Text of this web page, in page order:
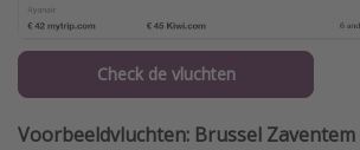
Check de vluchten
Voorbeeldvluchten: Brussel Zaventem